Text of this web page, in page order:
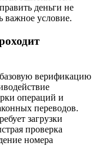
деньги не
важное условие.
верификацию
операций и
переводов.
загрузки
проверка
номера